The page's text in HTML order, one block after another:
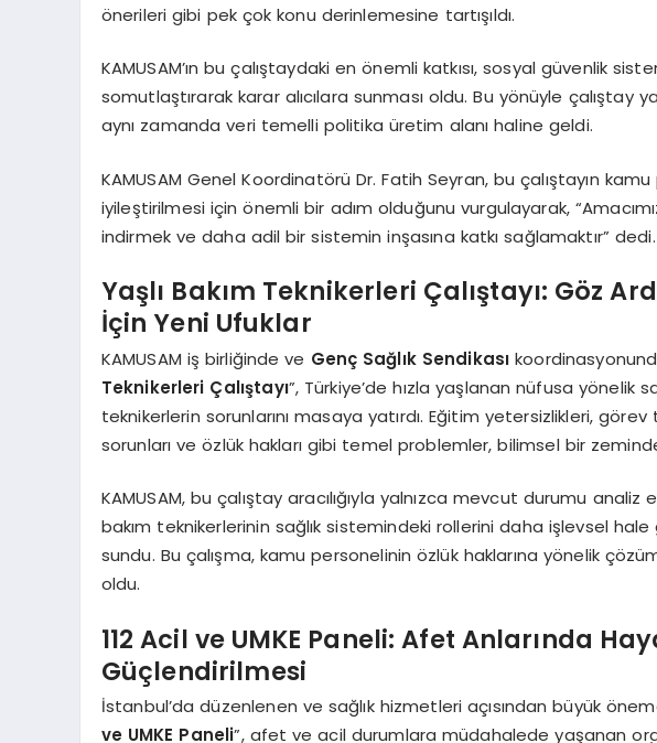
önerileri gibi pek çok konu derinlemesine tartışıldı.
KAMUSAM’ın bu çalıştaydaki en önemli katkısı, sosyal güvenlik
somutlaştırarak karar alıcılara sunması oldu. Bu yönüyle çalıştay
aynı zamanda veri temelli politika üretim alanı haline geldi.
KAMUSAM Genel Koordinatörü Dr. Fatih Seyran, bu çalıştayın
iyileştirilmesi için önemli bir adım olduğunu vurgulayarak,
indirmek ve daha adil bir sistemin inşasına katkı sağlamaktır” dedi.
Yaşlı Bakım Teknikerleri Çalıştayı: Göz
İçin Yeni Ufuklar
KAMUSAM iş birliğinde ve Genç Sağlık Sendikası
Teknikerleri Çalıştayı”, Türkiye’de hızla yaşlanan nüfusa yönelik
teknikerlerin sorunlarını masaya yatırdı. Eğitim yetersizlikleri,
sorunları ve özlük hakları gibi temel problemler, bilimsel bir
KAMUSAM, bu çalıştay aracılığıyla yalnızca mevcut durumu analiz
bakım teknikerlerinin sağlık sistemindeki rollerini daha işlevsel
sundu. Bu çalışma, kamu personelinin özlük haklarına yönelik
oldu.
112 Acil ve UMKE Paneli: Afet Anlarında
Güçlendirilmesi
İstanbul’da düzenlenen ve sağlık hizmetleri açısından büyük
ve UMKE Paneli”, afet ve acil durumlara müdahalede yaşanan